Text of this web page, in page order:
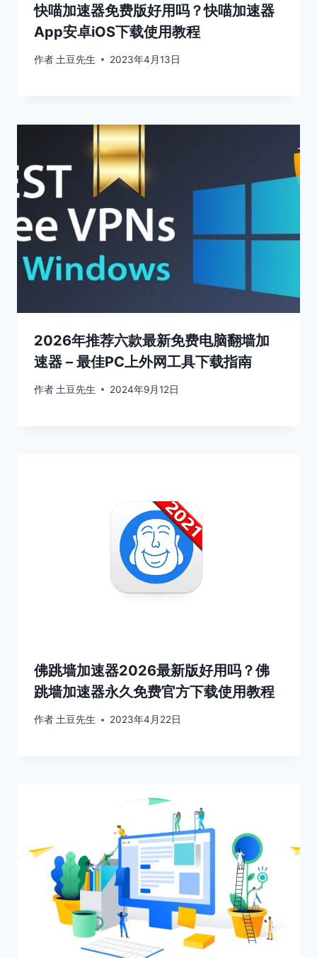
快喵加速器免费版好用吗？快喵加速器
App安卓iOS下载使用教程
作者 土豆先生 2023年4月13日
2026年推荐六款最新免费电脑翻墙加
速器 – 最佳PC上外网工具下载指南
作者 土豆先生 2024年9月12日
佛跳墙加速器2026最新版好用吗？佛
跳墙加速器永久免费官方下载使用教程
作者 土豆先生 2023年4月22日